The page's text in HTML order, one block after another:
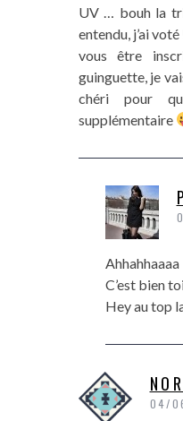
UV … bouh la
entendu, j’ai
vous être
guinguette, je
chéri pour
supplémentaire
C’est bien
Hey au top
04/